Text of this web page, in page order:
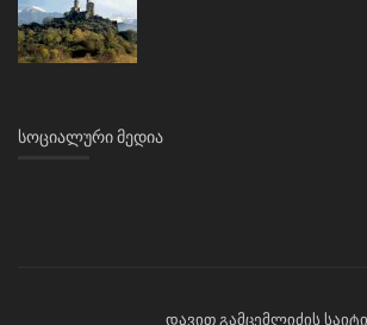
ᲡᲝᲪᲘᲐᲚᲣᲠᲘ ᲛᲔᲓᲘᲐ
დავით გამცემლიძის საიტი